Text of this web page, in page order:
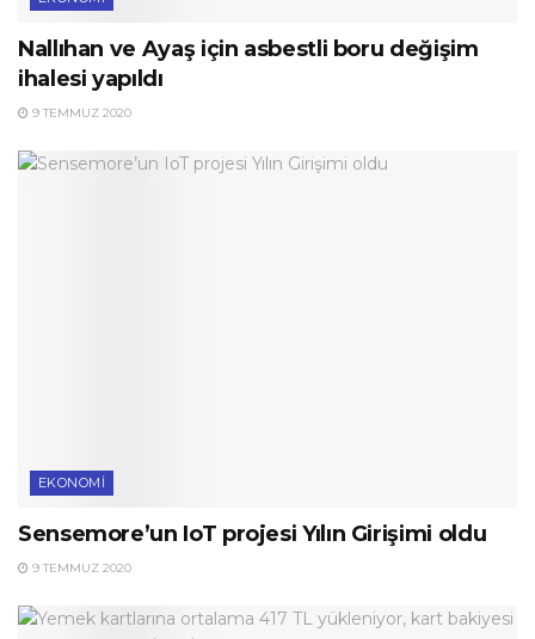
Nallıhan ve Ayaş için asbestli boru değişim
ihalesi yapıldı
9 TEMMUZ 2020
EKONOMI
Sensemore’un IoT projesi Yılın Girişimi oldu
9 TEMMUZ 2020